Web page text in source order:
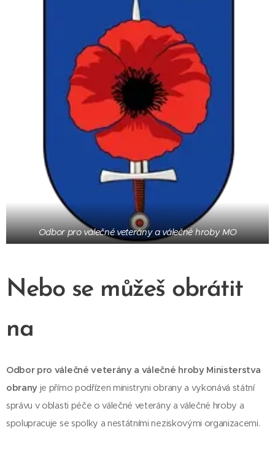
Odbor pro válečné veterány a válečné hroby MO
Nebo se můžeš obrátit
na
Odbor pro válečné veterány a válečné hroby Ministerstva
obrany je přímo podřízen ministryni obrany a vykonává státní
správu v oblasti péče o válečné veterány a válečné hroby a
spolupracuje se spolky a nestátními neziskovými organizacemi.